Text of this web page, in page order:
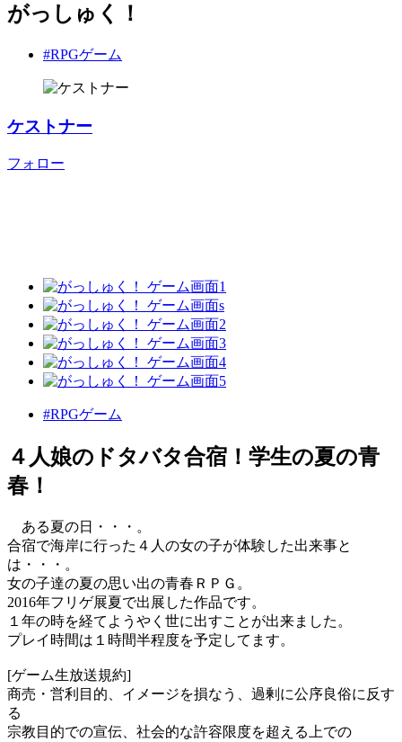
がっしゅく！
#RPGゲーム
ケストナー
フォロー
#RPGゲーム
４人娘のドタバタ合宿！学生の夏の青
春！
ある夏の日・・・。
合宿で海岸に行った４人の女の子が体験した出来事と
は・・・。
女の子達の夏の思い出の青春ＲＰＧ。
2016年フリゲ展夏で出展した作品です。
１年の時を経てようやく世に出すことが出来ました。
プレイ時間は１時間半程度を予定してます。
[ゲーム生放送規約]
商売・営利目的、イメージを損なう、過剰に公序良俗に反す
る
宗教目的での宣伝、社会的な許容限度を超える上での